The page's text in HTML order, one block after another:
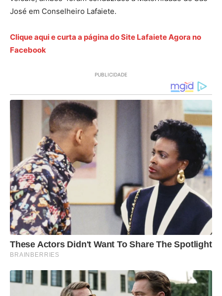
José em Conselheiro Lafaiete.
Clique aqui e curta a página do Site Lafaiete Agora no
Facebook
PUBLICIDADE